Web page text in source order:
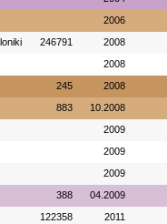
2006
246791 2008
2008
245 2008
883 10.2008
2009
2009
2009
388 04.2009
122358 2011